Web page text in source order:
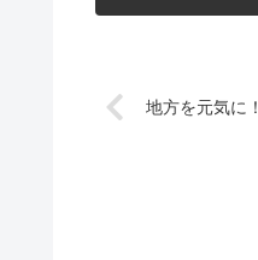
地方を元気に！